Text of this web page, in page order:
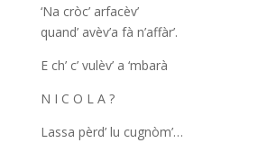
‘Na cròc’ arfacèv’
quand’ avèv’a fà n’affàr’.
E ch’ c’ vulèv’ a ‘mbarà
N I C O L A ?
Lassa pèrd’ lu cugnòm’…